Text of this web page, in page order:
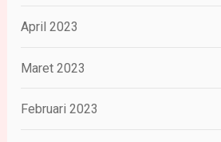
April 2023
Maret 2023
Februari 2023